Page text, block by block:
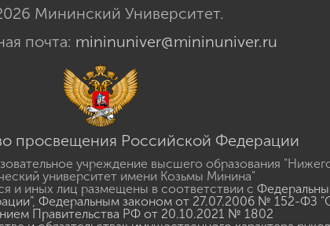
Мининский Университет.
почта: mininuniver@mininuniver.ru
просвещения Российской Федерации
учреждение высшего образования
университет имени Козьмы Минина"
и иных лиц размещены в соответствии с
, Федеральным законом от 27.07.2006 № 152-ФЗ
Правительства РФ от 20.10.2021 № 1802